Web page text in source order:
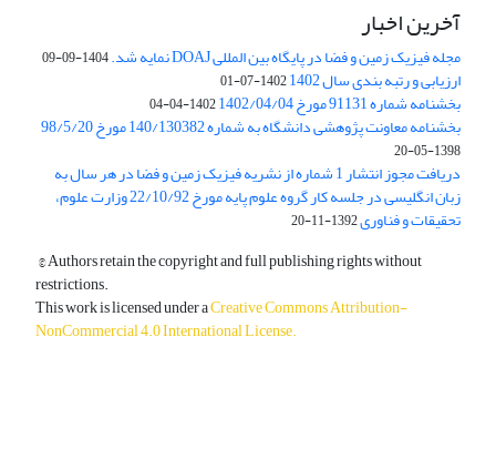
آخرین اخبار
مجله فیزیک زمین و فضا در پایگاه بین المللی DOAJ نمایه شد. 1404-09-09
ارزیابی و رتبه بندی سال 1402 1402-07-01
بخشنامه شماره 91131 مورخ 1402/04/04 1402-04-04
بخشنامه معاونت پژوهشی دانشگاه به شماره 140/130382 مورخ 98/5/20
1398-05-20
دریافت مجوز انتشار 1 شماره از نشریه فیزیک زمین و فضا در هر سال به
زبان انگلیسی در جلسه کار گروه علوم پایه مورخ 22/10/92 وزارت علوم،
تحقیقات و فناوری1392-11-20
© Authors retain the copyright and full publishing rights without
restrictions.
This work is licensed under aCreative Commons Attribution-
NonCommercial 4.0 International License.